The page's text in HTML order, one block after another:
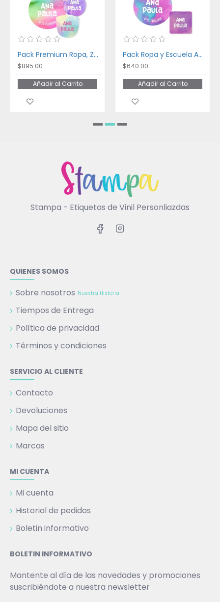
Pack Premium Ropa, Zapatos y Escuela Acuarela
$895.00
Añadir al Carrito
Pack Ropa y Escuela Acuarela
$640.00
Añadir al Carrito
Stampa - Etiquetas de Vinil Personliazdas
QUIENES SOMOS
Sobre nosotros Nuestra Historia
Tiempos de Entrega
Política de privacidad
Términos y condiciones
SERVICIO AL CLIENTE
Contacto
Devoluciones
Mapa del sitio
Marcas
MI CUENTA
Mi cuenta
Historial de pedidos
Boletin informativo
BOLETIN INFORMATIVO
Mantente al día de las novedades y promociones
suscribiéndote a nuestra newsletter